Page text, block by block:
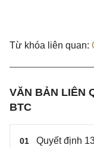
Từ khóa liên quan:
VĂN BẢN LIÊN
BTC
01
Quyết định